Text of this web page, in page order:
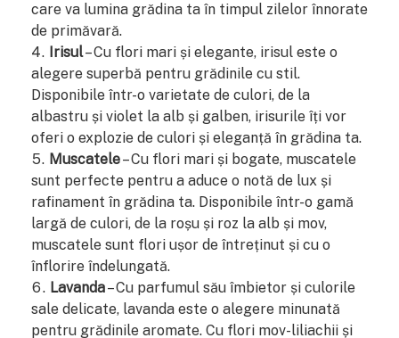
care va lumina grădina ta în timpul zilelor înnorate
de primăvară.
Irisul– Cu flori mari și elegante, irisul este o
alegere superbă pentru grădinile cu stil.
Disponibile într-o varietate de culori, de la
albastru și violet la alb și galben, irisurile îți vor
oferi o explozie de culori și eleganță în grădina ta.
Muscatele– Cu flori mari și bogate, muscatele
sunt perfecte pentru a aduce o notă de lux și
rafinament în grădina ta. Disponibile într-o gamă
largă de culori, de la roșu și roz la alb și mov,
muscatele sunt flori ușor de întreținut și cu o
înflorire îndelungată.
Lavanda– Cu parfumul său îmbietor și culorile
sale delicate, lavanda este o alegere minunată
pentru grădinile aromate. Cu flori mov-liliachii și